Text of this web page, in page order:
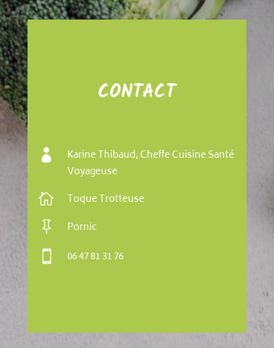
CONTACT

Karine Thibaud, Cheffe Cuisine Santé
Voyageuse
 Toque Trotteuse
 Pornic
 06 47 81 31 76